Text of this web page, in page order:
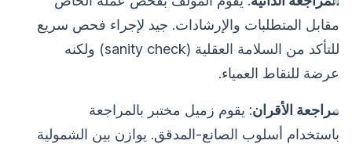
مقابل المتطلبات والإرشادات. جيد لإجراء فحص سريع
للتأكد من السلامة العقلية (sanity check) ولكنه
عرضة للنقاط العمياء.
مراجعة الأقران: يقوم زميل مختبر بالمراجعة
باستخدام أسلوب الصانع-المدقق. يوازن بين الشمولية